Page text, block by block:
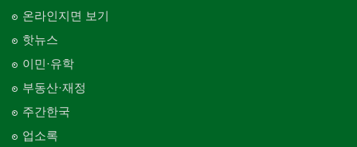
온라인지면 보기
핫뉴스
이민·유학
부동산·재정
주간한국
업소록